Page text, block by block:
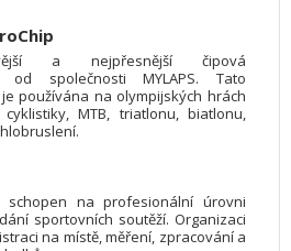
a nejpřesnější čipová
od společnosti MYLAPS. Tato
používána na olympijských hrách
MTB, triatlonu, biatlonu,
na profesionální úrovni
sportovních soutěží. Organizaci
na místě, měření, zpracování a